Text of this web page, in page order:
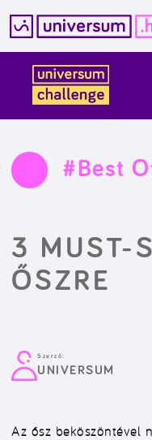
tartalomba
#Best
3 MUST-
ŐSZRE
Szerző:
UNIVERSUM
Az ősz beköszöntével